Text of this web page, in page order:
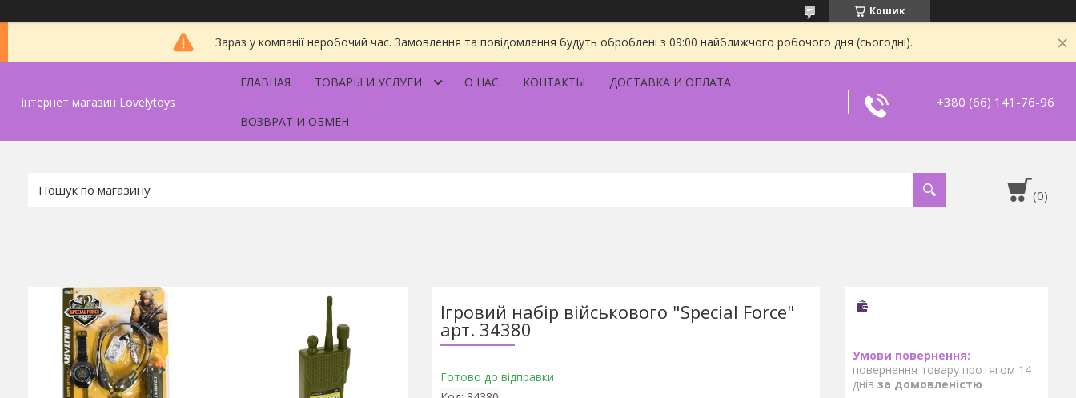
Кошик
Зараз у компанії неробочий час. Замовлення та повідомлення будуть оброблені з 09:00 найближчого робочого дня (сьогодні).
інтернет магазин Lovelytoys
ГЛАВНАЯ ТОВАРЫ И УСЛУГИ О НАС КОНТАКТЫ ДОСТАВКА И ОПЛАТА
ВОЗВРАТ И ОБМЕН
+380 (66) 141-76-96
Ігровий набір військового "Special Force"
арт. 34380
Готово до відправки
повернення товару протягом 14
днів за домовленістю